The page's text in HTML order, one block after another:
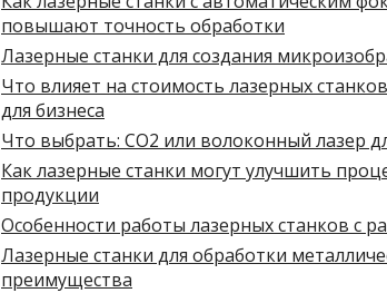
повышают точность обработки
Лазерные станки для создания
Что влияет на стоимость лазерных
для бизнеса
Что выбрать: CO2 или волоконный лазер
Как лазерные станки могут улучшить
продукции
Особенности работы лазерных станков с
Лазерные станки для обработки
преимущества